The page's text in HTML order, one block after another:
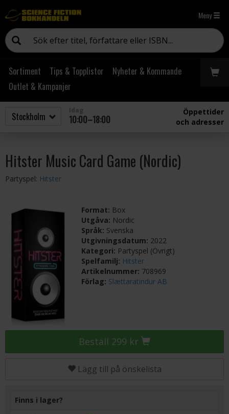
Meny
Sortiment Tips & Topplistor
Nyheter & Kommande
Outlet & Kampanjer
10:00–18:00
Öppettider
och adresser
Hitster Music Card Game (Nordic)
Partyspel: Hitster
Format: Box
Utgåva: Nordic
Språk: Svenska
Utgivningsdatum: 2022
Kategori: Partyspel (Övrigt)
Spelfamilj: Hitster
Artikelnummer: 708969
Förlag: Slættaratindur AB
Beställ 299 kr
Lägg till på önskelista
Finns i lager?